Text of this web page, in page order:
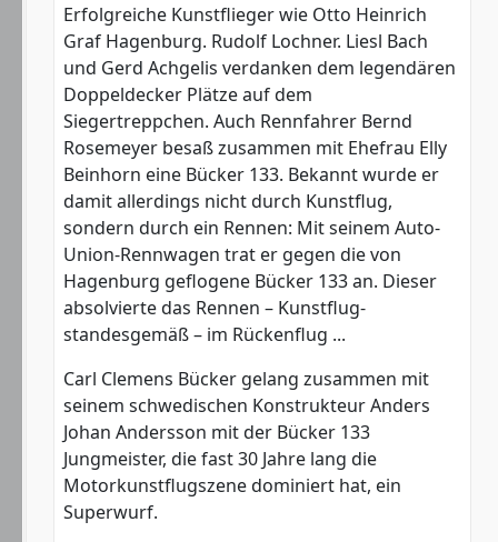
Erfolgreiche Kunstflieger wie Otto Heinrich
Graf Hagenburg. Rudolf Lochner. Liesl Bach
und Gerd Achgelis verdanken dem legendären
Doppeldecker Plätze auf dem
Siegertreppchen. Auch Rennfahrer Bernd
Rosemeyer besaß zusammen mit Ehefrau Elly
Beinhorn eine Bücker 133. Bekannt wurde er
damit allerdings nicht durch Kunstflug,
sondern durch ein Rennen: Mit seinem Auto-
Union-Rennwagen trat er gegen die von
Hagenburg geflogene Bücker 133 an. Dieser
absolvierte das Rennen – Kunstflug-
standesgemäß – im Rückenflug ...
Carl Clemens Bücker gelang zusammen mit
seinem schwedischen Konstrukteur Anders
Johan Andersson mit der Bücker 133
Jungmeister, die fast 30 Jahre lang die
Motorkunstflugszene dominiert hat, ein
Superwurf.